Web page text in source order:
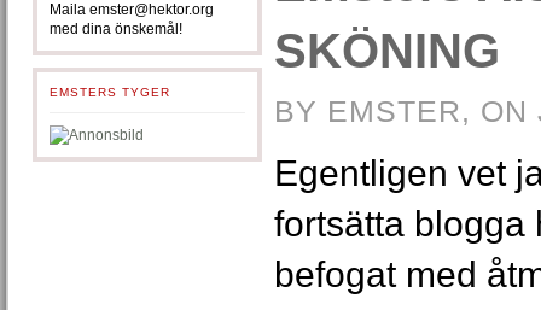
Maila emster@hektor.org
med dina önskemål!
EMSTERS TYGER
SKÖNING
BY EMSTER,
Egentligen vet
fortsätta blogga
befogat med